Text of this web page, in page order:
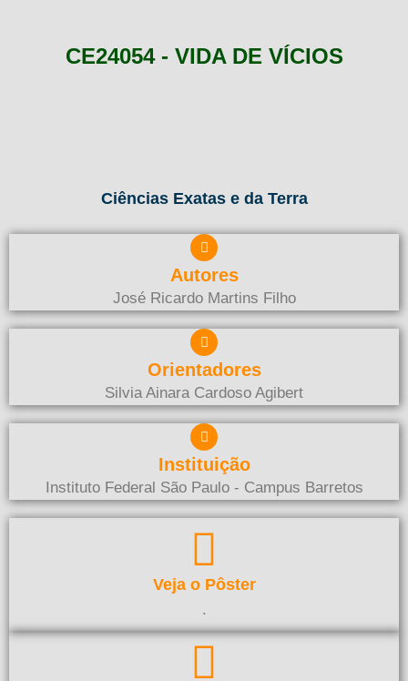
CE24054 - VIDA DE VÍCIOS
Ciências Exatas e da Terra
Autores
José Ricardo Martins Filho
Orientadores
Silvia Ainara Cardoso Agibert
Instituição
Instituto Federal São Paulo - Campus Barretos
Veja o Pôster
.